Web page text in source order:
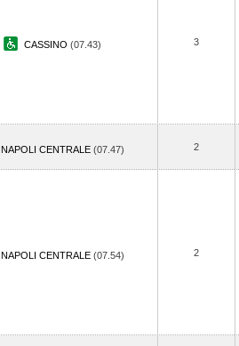
CASSINO (07.43) 3
NAPOLI CENTRALE (07.47) 2
NAPOLI CENTRALE (07.54) 2